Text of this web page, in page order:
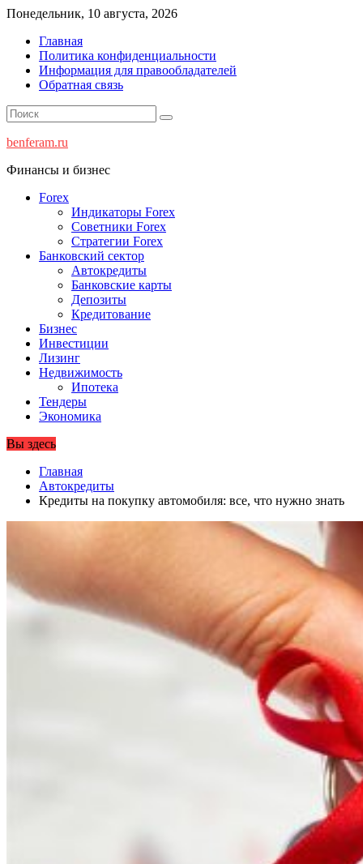
Перейти
содержимому
Понедельник, 10 августа, 2026
Главная
Политика конфиденциальности
Информация для правообладателей
Обратная связь
benferam.ru
Финансы и бизнес
Forex
Индикаторы Forex
Советники Forex
Стратегии Forex
Банковский сектор
Автокредиты
Банковские карты
Депозиты
Кредитование
Бизнес
Инвестиции
Лизинг
Недвижимость
Ипотека
Тендеры
Экономика
Вы здесь
Главная
Автокредиты
Кредиты на покупку автомобиля: все, что нужно знать